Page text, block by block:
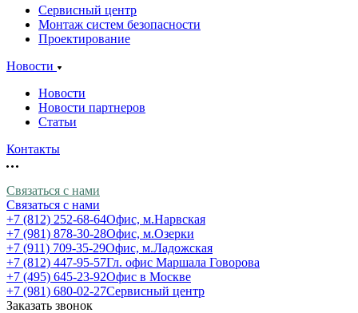
Сервисный центр
Монтаж систем безопасности
Проектирование
Новости
Новости
Новости партнеров
Статьи
Контакты
Связаться с нами
Связаться с нами
+7 (812) 252-68-64Офис, м.Нарвская
+7 (981) 878-30-28Офис, м.Озерки
+7 (911) 709-35-29Офис, м.Ладожская
+7 (812) 447-95-57Гл. офис Маршала Говорова
+7 (495) 645-23-92Офис в Москве
+7 (981) 680-02-27Сервисный центр
Заказать звонок